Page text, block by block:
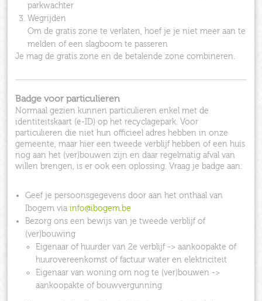
parkwachter
Wegrijden
Om de gratis zone te verlaten, hoef je je niet meer aan te
melden of een slagboom te passeren
Je mag de gratis zone en de betalende zone combineren.
Badge voor particulieren
Normaal gezien kunnen particulieren enkel met de
identiteitskaart (e-ID) op het recyclagepark. Voor
particulieren die niet hun officieel adres hebben in onze
gemeente, maar hier een tweede verblijf hebben of een huis
nog aan het (ver)bouwen zijn en daar regelmatig afval van
willen brengen, is er ook een oplossing. Vraag je badge aan:
Geef je persoonsgegevens door aan het onthaal van
Ibogem via info@ibogem.be
Bezorg ons een bewijs van je tweede verblijf of
(ver)bouwing
Eigenaar of huurder van 2e verblijf -> aankoopakte of
huurovereenkomst of factuur water en elektriciteit
Eigenaar van woning om nog te (ver)bouwen ->
aankoopakte of bouwvergunning